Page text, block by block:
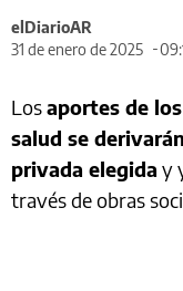
elDiarioAR
31 de enero de 2025
Losaportes de
salud se
privada elegida y
través de obras